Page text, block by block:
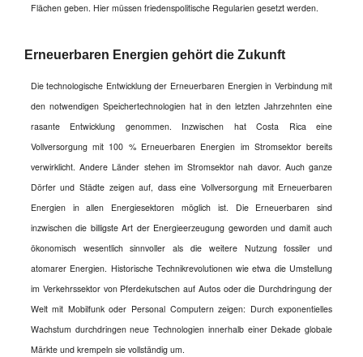
Flächen geben. Hier müssen friedenspolitische Regularien gesetzt werden.
Erneuerbaren Energien gehört die Zukunft
Die technologische Entwicklung der Erneuerbaren Energien in Verbindung mit
den notwendigen Speichertechnologien hat in den letzten Jahrzehnten eine
rasante Entwicklung genommen. Inzwischen hat Costa Rica eine
Vollversorgung mit 100 % Erneuerbaren Energien im Stromsektor bereits
verwirklicht. Andere Länder stehen im Stromsektor nah davor. Auch ganze
Dörfer und Städte zeigen auf, dass eine Vollversorgung mit Erneuerbaren
Energien in allen Energiesektoren möglich ist.
Die Erneuerbaren sind
inzwischen die billigste Art der Energieerzeugung geworden und damit auch
ökonomisch wesentlich sinnvoller als die weitere Nutzung fossiler und
atomarer Energien. Historische Technikrevolutionen wie etwa die Umstellung
im Verkehrssektor von Pferdekutschen auf Autos oder die Durchdringung der
Welt mit Mobilfunk oder Personal Computern zeigen: Durch exponentielles
Wachstum durchdringen neue Technologien innerhalb einer Dekade globale
Märkte und krempeln sie vollständig um.